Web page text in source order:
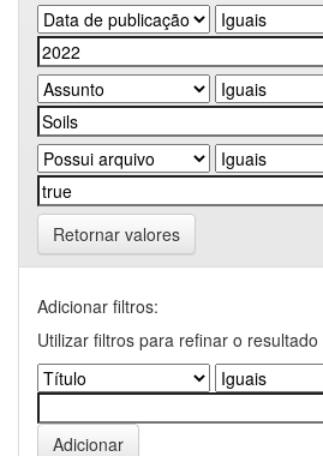
Retornar valores
Adicionar filtros:
Utilizar filtros para refinar o